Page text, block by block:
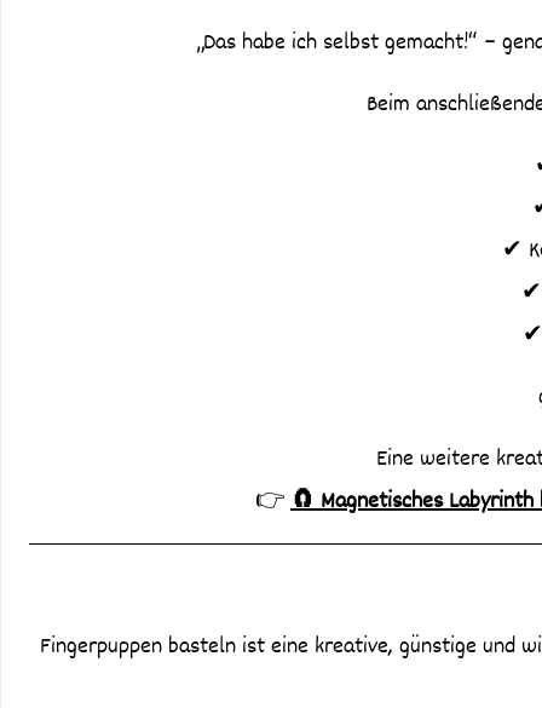
„Das habe ich selbst gemacht!“ –
Beim
✔
✔
Eine weitere
👉🧲 Magnetisches
Fingerpuppen basteln ist eine kreative, günstige und